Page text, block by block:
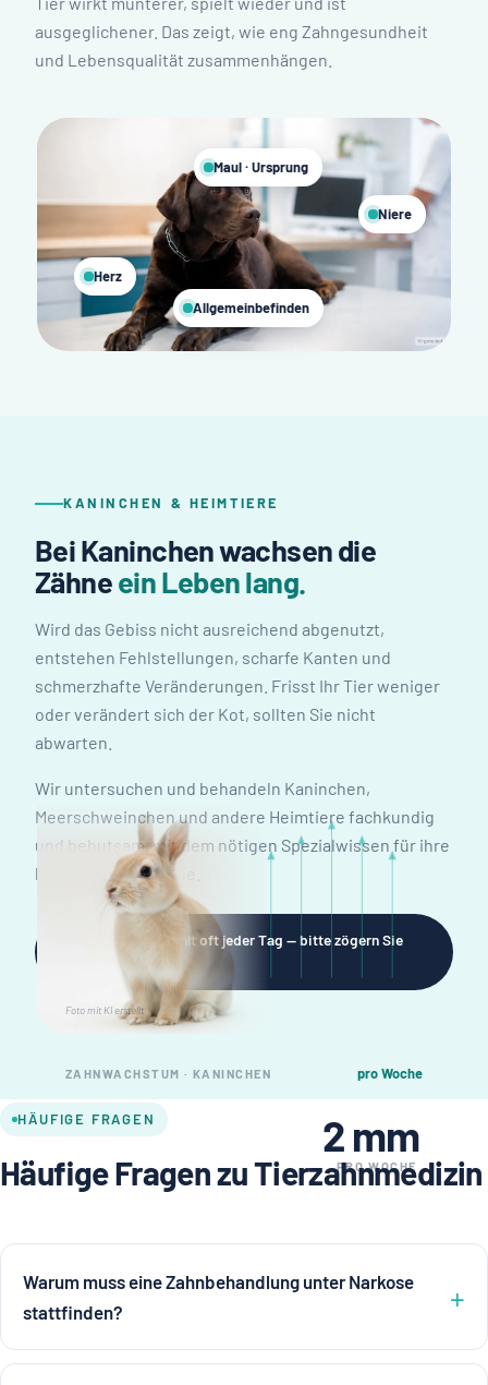
ausgeglichener. Das zeigt, wie eng Zahngesundheit
und Lebensqualität zusammenhängen.
Maul · Ursprung
Herz
Niere
Allgemeinbefinden
KANINCHEN & HEIMTIERE
Bei Kaninchen wachsen die
Zähneein Leben lang.
Wird das Gebiss nicht ausreichend abgenutzt,
entstehen Fehlstellungen, scharfe Kanten und
schmerzhafte Veränderungen. Frisst Ihr Tier weniger
oder verändert sich der Kot, sollten Sie nicht
abwarten.
Wir untersuchen und behandeln Kaninchen,
Meerschweinchen und andere Heimtiere fachkundig
und behutsam, mit dem nötigen Spezialwissen für ihre
besondere Anatomie.
Bei Heimtieren zählt oft jeder Tag — bitte zögern Sie
ZAHNWACHSTUM · KANINCHEN pro Woche
2 mm
PRO WOCHE
Foto mit KI erstellt
HÄUFIGE FRAGEN
Häufige Fragen zu Tierzahnmedizin
Warum muss eine Zahnbehandlung unter Narkose
stattfinden?